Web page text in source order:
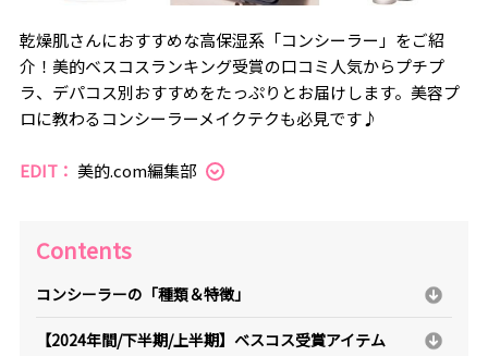
乾燥肌さんにおすすめな高保湿系「コンシーラー」をご紹
介！美的ベスコスランキング受賞の口コミ人気からプチプ
ラ、デパコス別おすすめをたっぷりとお届けします。美容プ
ロに教わるコンシーラーメイクテクも必見です♪
EDIT： 美的.com編集部
Contents
コンシーラーの「種類＆特徴」
【2024年間/下半期/上半期】ベスコス受賞アイテム